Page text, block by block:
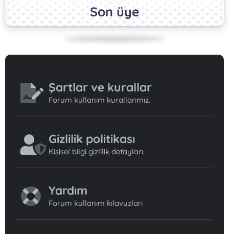
Son üye
Şartlar ve kurallar
Forum kullanım kurallarımız.
Gizlilik politikası
Kişisel bilgi gizlilik detayları.
Yardım
Forum kullanım kılavuzları